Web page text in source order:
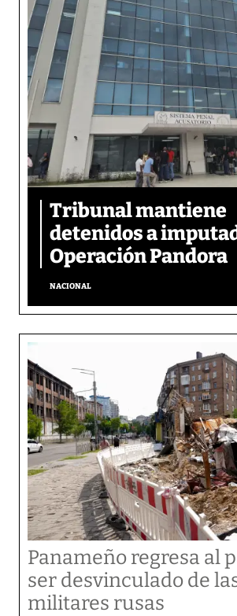
Tribunal mantiene
detenidos a
Operación Pandora
NACIONAL
Panameño regresa al
ser desvinculado de
militares rusas